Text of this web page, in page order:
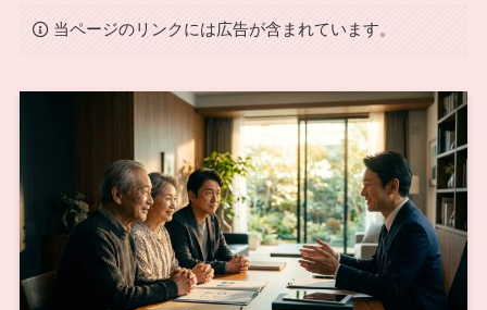
当ページのリンクには広告が含まれています。